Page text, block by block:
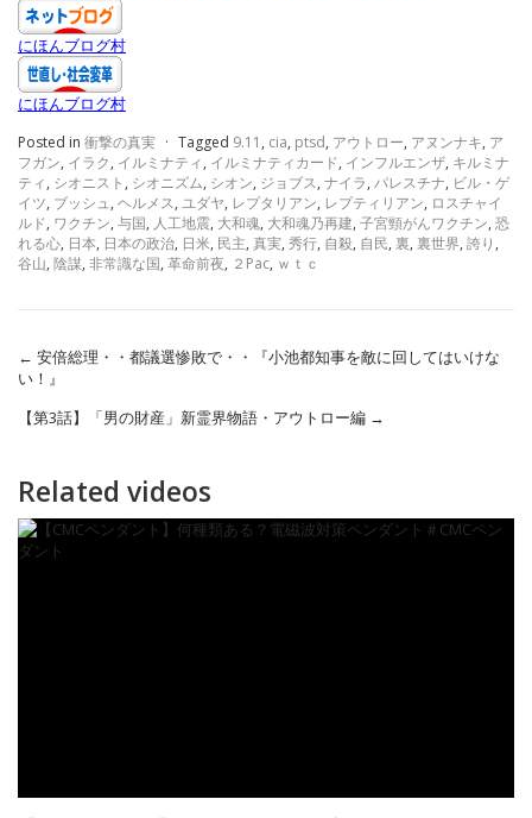
にほんブログ村
にほんブログ村
Posted in 衝撃の真実 · Tagged 9.11 , cia, ptsd, アウトロー, アヌンナキ, ア
フガン, イラク, イルミナティ, イルミナティカード, インフルエンザ, キルミナ
ティ, シオニスト , シオニズム, シオン, ジョブス, ナイラ, パレスチナ, ビル・ゲ
イツ, ブッシュ, ヘルメス, ユダヤ, レプタリアン, レプティリアン, ロスチャイ
ルド, ワクチン, 与国, 人工地震, 大和魂, 大和魂乃再建, 子宮頸がんワクチン, 恐
れる心, 日本, 日本の政治, 日米, 民主, 真実, 秀行, 自殺, 自民, 裏, 裏世界, 誇り ,
谷山, 陰謀, 非常識な国, 革命前夜, ２Pac, ｗｔｃ
← 安倍総理・・都議選惨敗で・・『小池都知事を敵に回してはいけな
い！』
【第3話】「男の財産」新霊界物語・アウトロー編 →
Related videos